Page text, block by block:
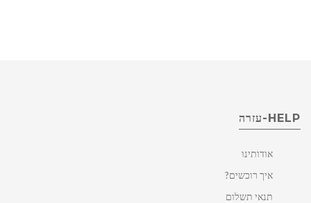
HELP-עזרה
אודותינו
איך רוכשים?
תנאי תשלום